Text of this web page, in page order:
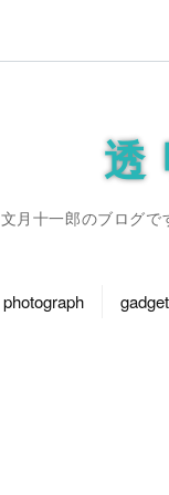
文月十一郎のブログで
photograph gadget